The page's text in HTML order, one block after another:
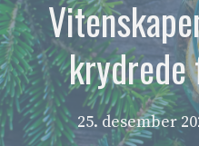
25. desember